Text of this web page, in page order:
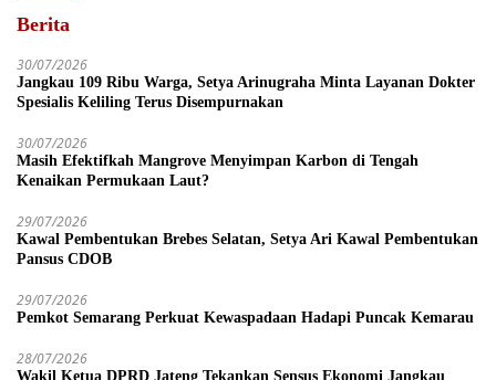
Berita
30/07/2026
Jangkau 109 Ribu Warga, Setya Arinugraha Minta Layanan Dokter
Spesialis Keliling Terus Disempurnakan
30/07/2026
Masih Efektifkah Mangrove Menyimpan Karbon di Tengah
Kenaikan Permukaan Laut?
29/07/2026
Kawal Pembentukan Brebes Selatan, Setya Ari Kawal Pembentukan
Pansus CDOB
29/07/2026
Pemkot Semarang Perkuat Kewaspadaan Hadapi Puncak Kemarau
28/07/2026
Wakil Ketua DPRD Jateng Tekankan Sensus Ekonomi Jangkau